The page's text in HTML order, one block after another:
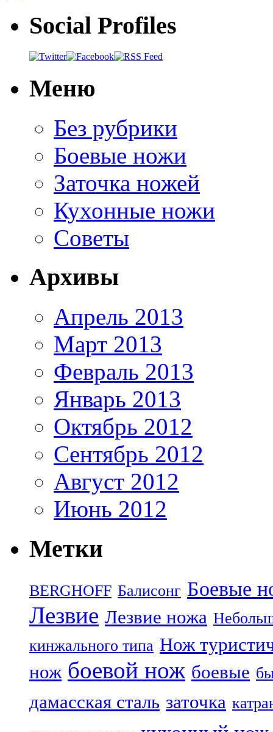
Social Profiles
Меню
Без рубрики
Боевые ножи
Заточка ножей
Кухонные ножи
Советы
Архивы
Апрель 2013
Март 2013
Февраль 2013
Январь 2013
Октябрь 2012
Сентябрь 2012
Август 2012
Июнь 2012
Метки
BERGHOFF Балисонг Боевые
Лезвие Лезвие ножа
кинжального типа Нож
нож боевой нож боевые
дамасская сталь заточка